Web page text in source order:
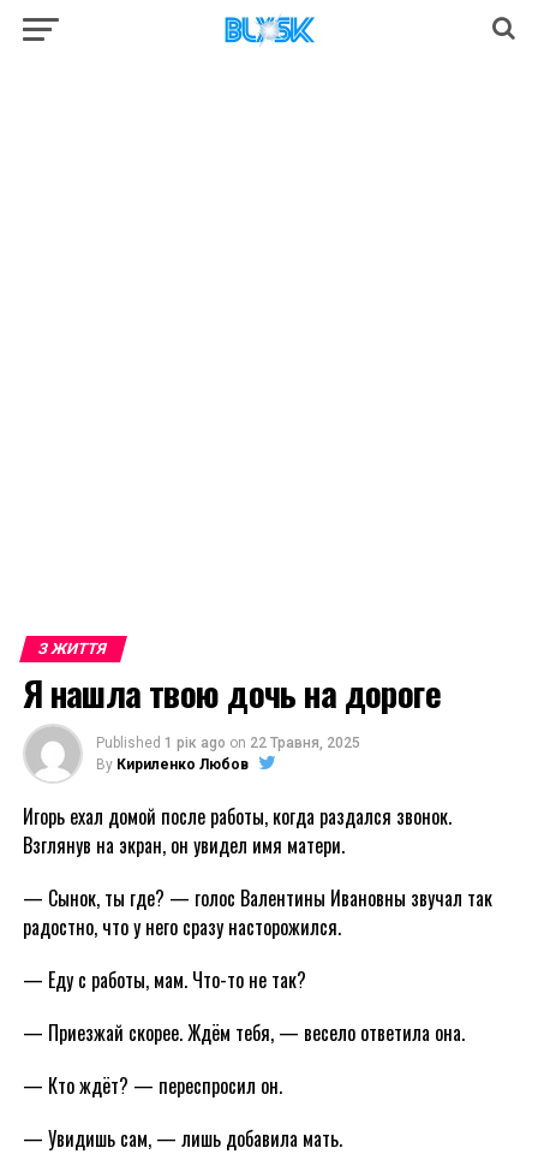
З ЖИТТЯ
Я нашла твою дочь на дороге
Published 1 рік ago on 22 Травня, 2025
By Кириленко Любов
Игорь ехал домой после работы, когда раздался звонок.
Взглянув на экран, он увидел имя матери.
— Сынок, ты где? — голос Валентины Ивановны звучал так
радостно, что у него сразу насторожился.
— Еду с работы, мам. Что-то не так?
— Приезжай скорее. Ждём тебя, — весело ответила она.
— Кто ждёт? — переспросил он.
— Увидишь сам, — лишь добавила мать.